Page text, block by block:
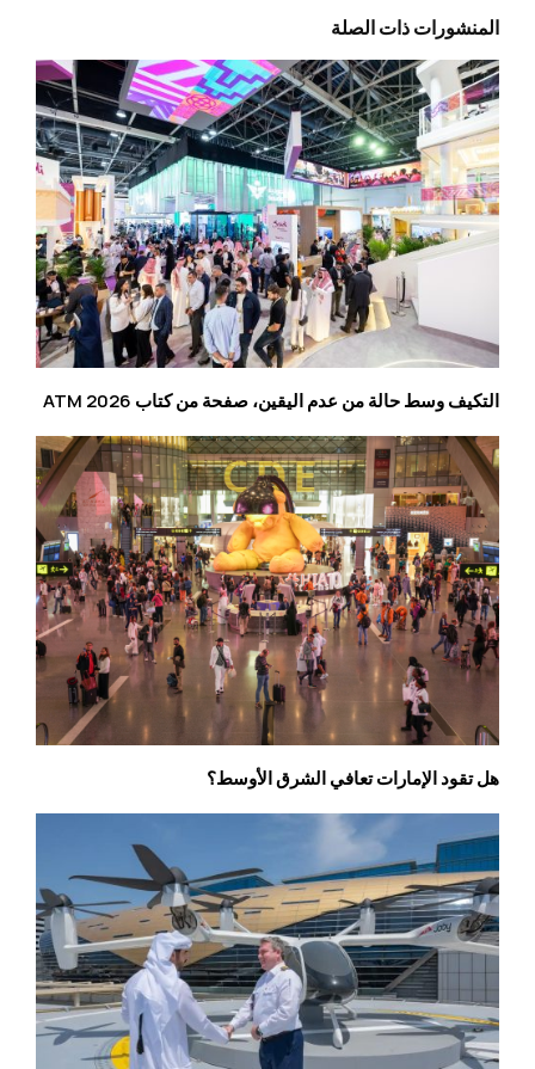
المنشورات ذات الصلة
التكيف وسط حالة من عدم اليقين، صفحة من كتاب ATM 2026
هل تقود الإمارات تعافي الشرق الأوسط؟